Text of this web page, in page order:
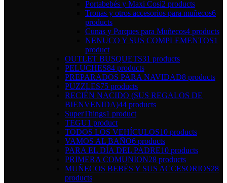
Portabebés y Maxi Cosi2 products
Tronas y otros accesorios para muñecos6
products
Cunas y Parques para Muñecos4 products
NENUCO Y SUS COMPLEMENTOS1
product
OUTLET BUSQUETS31 products
PELUCHES84 products
PREPARADOS PARA NAVIDAD8 products
PUZZLES75 products
RECIÉN NACIDO (SUS REGALOS DE
BIENVENIDA)44 products
SuperThings1 product
TEGU1 product
TODOS LOS VEHÍCULOS10 products
VAMOS AL BAÑO6 products
PARA EL DÍA DEL PADRE10 products
PRIMERA COMUNION28 products
MUÑECOS BEBÉS Y SUS ACCESORIOS28
products